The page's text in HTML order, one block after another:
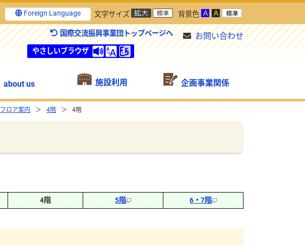
Foreign Language 文字サイズ 背景色
お問い合わせ
国際交流振興事業団トップページへ
やさしいブラウザ
about us 施設利用 企画事業関係
フロア案内 4階 4階
4階 5階 6・7階